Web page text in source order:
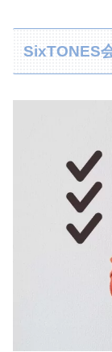
SixTONES